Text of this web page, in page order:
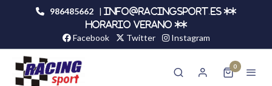
986485662 |
info@racingsport.es **
HORARIO VERANO **
Facebook Twitter Instagram
0